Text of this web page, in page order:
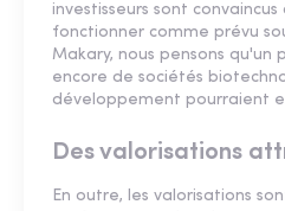
investisseurs sont
fonctionner comme prévu
Makary, nous pensons qu'un
encore de sociétés
développement pourraient
Des valorisations
En outre, les valorisations